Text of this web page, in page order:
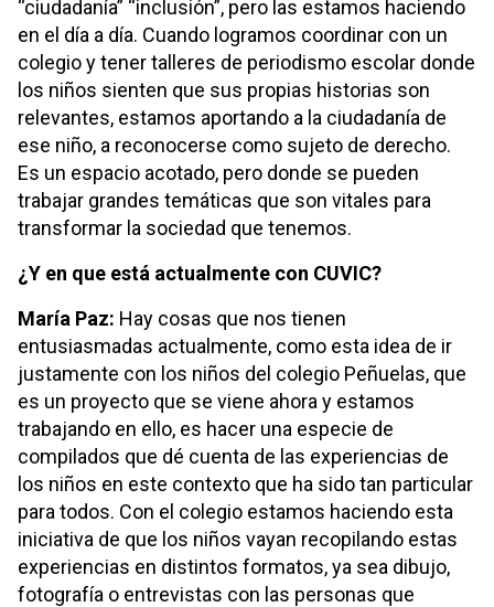
“ciudadanía” “inclusión”, pero las estamos haciendo
en el día a día. Cuando logramos coordinar con un
colegio y tener talleres de periodismo escolar donde
los niños sienten que sus propias historias son
relevantes, estamos aportando a la ciudadanía de
ese niño, a reconocerse como sujeto de derecho.
Es un espacio acotado, pero donde se pueden
trabajar grandes temáticas que son vitales para
transformar la sociedad que tenemos.
¿Y en que está actualmente con CUVIC?
María Paz: Hay cosas que nos tienen
entusiasmadas actualmente, como esta idea de ir
justamente con los niños del colegio Peñuelas, que
es un proyecto que se viene ahora y estamos
trabajando en ello, es hacer una especie de
compilados que dé cuenta de las experiencias de
los niños en este contexto que ha sido tan particular
para todos. Con el colegio estamos haciendo esta
iniciativa de que los niños vayan recopilando estas
experiencias en distintos formatos, ya sea dibujo,
fotografía o entrevistas con las personas que